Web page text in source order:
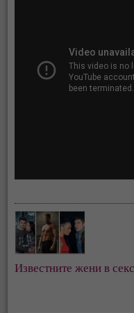
Известните жени в